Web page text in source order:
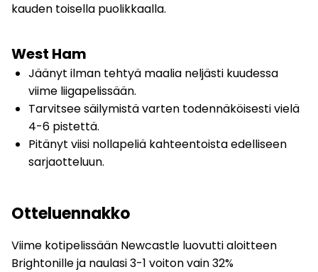
kauden toisella puolikkaalla.
West Ham
Jäänyt ilman tehtyä maalia neljästi kuudessa
viime liigapelissään.
Tarvitsee säilymistä varten todennäköisesti vielä
4-6 pistettä.
Pitänyt viisi nollapeliä kahteentoista edelliseen
sarjaotteluun.
Otteluennakko
Viime kotipelissään Newcastle luovutti aloitteen
Brightonille ja naulasi 3-1 voiton vain 32%